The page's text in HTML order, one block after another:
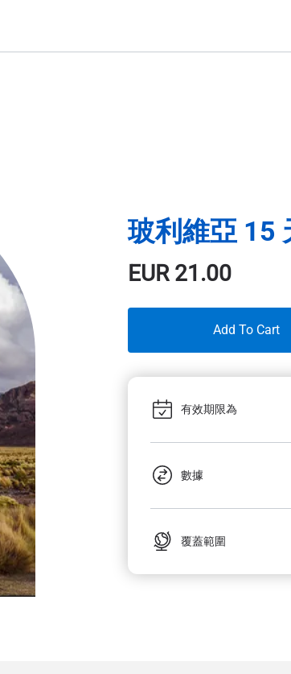
玻利維亞 15
EUR21.00
Add To Cart
有效期限為
數據
覆蓋範圍